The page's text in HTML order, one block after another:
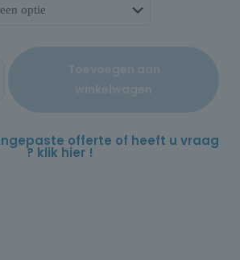
offerte of heeft u vraag
? klik hier !